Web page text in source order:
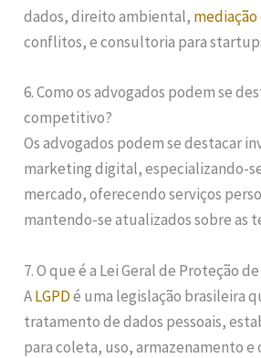
dados, direito ambiental, mediação
conflitos, e consultoria para
6. Como os advogados podem se
competitivo?
Os advogados podem se destacar
marketing digital, especializando-
mercado, oferecendo serviços
mantendo-se atualizados sobre as
7. O que é a Lei Geral de Proteção
ALGPDé uma legislação brasileira
tratamento de dados pessoais,
para coleta, uso, armazenamento